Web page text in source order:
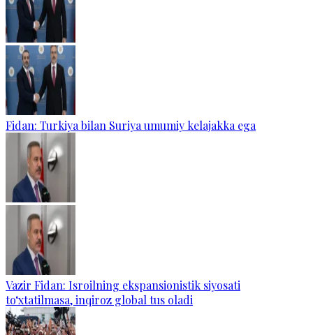
Fidan: Turkiya bilan Suriya umumiy kelajakka ega
Vazir Fidan: Isroilning ekspansionistik siyosati
to‘xtatilmasa, inqiroz global tus oladi